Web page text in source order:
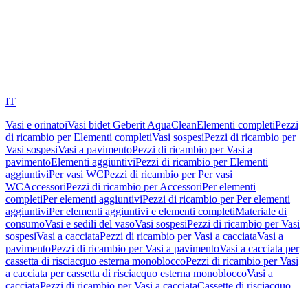
IT
Vasi e orinatoiVasi bidet Geberit AquaCleanElementi completiPezzi
di ricambio per Elementi completiVasi sospesiPezzi di ricambio per
Vasi sospesiVasi a pavimentoPezzi di ricambio per Vasi a
pavimentoElementi aggiuntiviPezzi di ricambio per Elementi
aggiuntiviPer vasi WCPezzi di ricambio per Per vasi
WCAccessoriPezzi di ricambio per AccessoriPer elementi
completiPer elementi aggiuntiviPezzi di ricambio per Per elementi
aggiuntiviPer elementi aggiuntivi e elementi completiMateriale di
consumoVasi e sedili del vasoVasi sospesiPezzi di ricambio per Vasi
sospesiVasi a cacciataPezzi di ricambio per Vasi a cacciataVasi a
pavimentoPezzi di ricambio per Vasi a pavimentoVasi a cacciata per
cassetta di risciacquo esterna monobloccoPezzi di ricambio per Vasi
a cacciata per cassetta di risciacquo esterna monobloccoVasi a
cacciataPezzi di ricambio per Vasi a cacciataCassette di risciacquo